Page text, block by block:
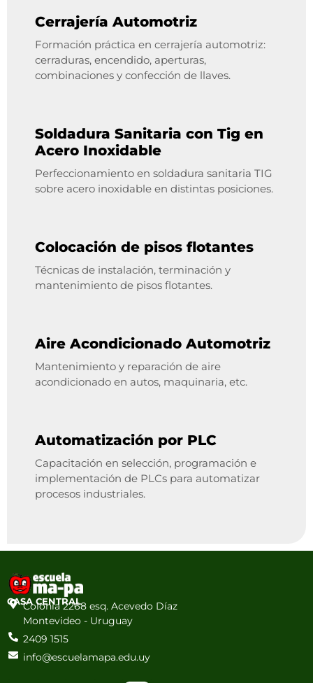
Cerrajería Automotriz
Formación práctica en cerrajería automotriz:
cerraduras, encendido, aperturas,
combinaciones y confección de llaves.
Soldadura Sanitaria con Tig en
Acero Inoxidable
Perfeccionamiento en soldadura sanitaria TIG
sobre acero inoxidable en distintas posiciones.
Colocación de pisos flotantes
Técnicas de instalación, terminación y
mantenimiento de pisos flotantes.
Aire Acondicionado Automotriz
Mantenimiento y reparación de aire
acondicionado en autos, maquinaria, etc.
Automatización por PLC
Capacitación en selección, programación e
implementación de PLCs para automatizar
procesos industriales.
CASA CENTRAL
Colonia 2268 esq. Acevedo Díaz
Montevideo - Uruguay
2409 1515
info@escuelamapa.edu.uy